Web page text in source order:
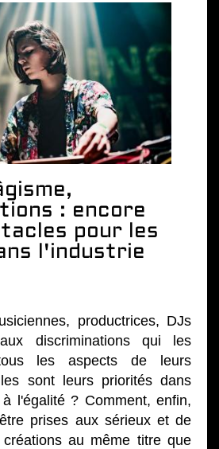
: encore
pour les
l'industrie
productrices, DJs
discriminations qui les
les aspects de leurs
sont leurs priorités dans
l'égalité ? Comment, enfin,
prises aux sérieux et de
au même titre que